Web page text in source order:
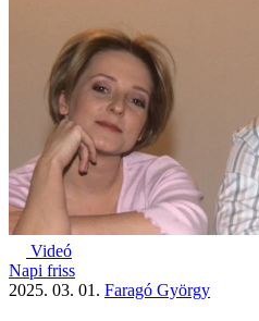
Videó
Napi friss
2025. 03. 01. Faragó György